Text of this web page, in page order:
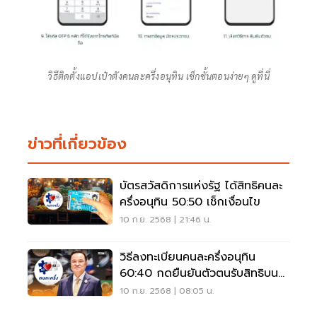
วิธีติดตั้งแอปเป๋าตังคนละครึ่งอนุทิน เช็กขั้นตอนง่ายๆ ดูที่นี่
ข่าวที่เกี่ยวข้อง
บัตรสวัสดิการแห่งรัฐ ได้สิทธิคนละ
ครึ่งอนุทิน 50:50 เช็กเงื่อนไข
10 ก.ย. 2568 | 21:46 น.
วิธีลงทะเบียนคนละครึ่งอนุทิน
60:40 กดยืนยันตัวตนรับสิทธิบน
แอปเป๋าตัง
10 ก.ย. 2568 | 08:05 น.